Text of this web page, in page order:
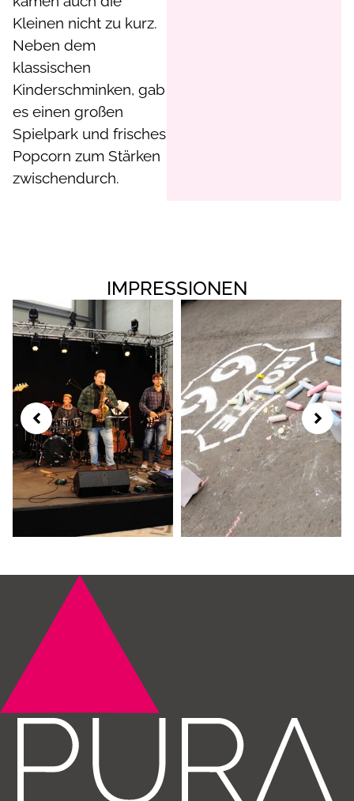
Kleinen nicht zu kurz.
Neben dem
klassischen
Kinderschminken, gab
es einen großen
Spielpark und frisches
Popcorn zum Stärken
zwischendurch.
IMPRESSIONEN